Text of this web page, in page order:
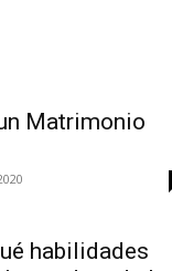
Matrimonio
habilidades